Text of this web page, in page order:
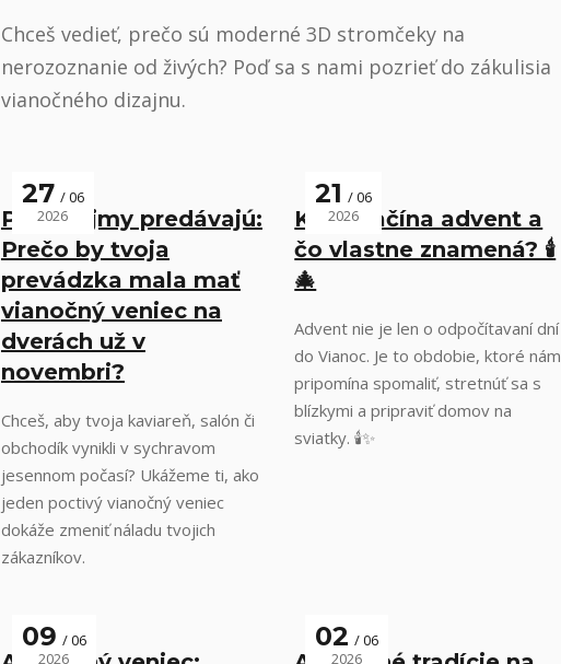
Chceš vedieť, prečo sú moderné 3D stromčeky na
nerozoznanie od živých? Poď sa s nami pozrieť do zákulisia
vianočného dizajnu.
Prvé dojmy predávajú:
Prečo by tvoja
prevádzka mala mať
vianočný veniec na
dverách už v
novembri?
27
06
2026
Chceš, aby tvoja kaviareň, salón či
obchodík vynikli v sychravom
jesennom počasí? Ukážeme ti, ako
jeden poctivý vianočný veniec
dokáže zmeniť náladu tvojich
zákazníkov.
Kedy začína advent a
čo vlastne znamená? 🕯️
🎄
21
06
2026
Advent nie je len o odpočítavaní dní
do Vianoc. Je to obdobie, ktoré nám
pripomína spomaliť, stretnúť sa s
blízkymi a pripraviť domov na
sviatky. 🕯️✨
09
06
2026
02
06
2026